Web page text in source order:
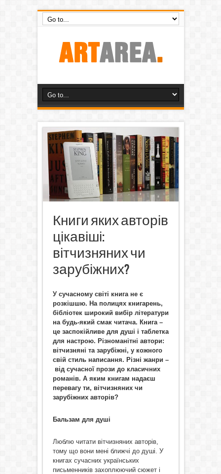
Книги яких авторів
цікавіші:
вітчизняних чи
зарубіжних?
У сучасному світі книга не є
розкішшю. На полицях книгарень,
бібліотек широкий вибір літератури
на будь-який смак читача. Книга –
це заспокійливе для душі і таблетка
для настрою. Різноманітні автори:
вітчизняні та зарубіжні, у кожного
свій стиль написання. Різні жанри –
від сучасної прози до класичних
романів. А яким книгам надаєш
перевагу ти, вітчизняних чи
зарубіжних авторів?
Бальзам для душі
Люблю читати вітчизняних авторів,
тому що вони мені ближчі до душі. У
книгах сучасних українських
письменників захоплюючий сюжет і